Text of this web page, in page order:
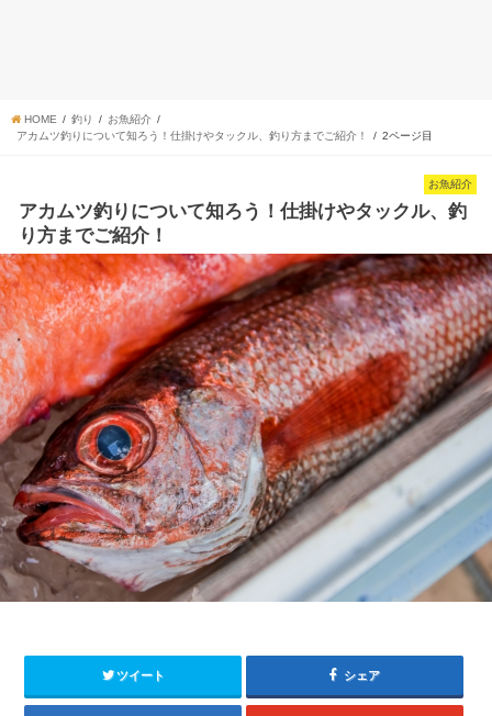
HOME 釣り
お魚紹介
アカムツ釣りについて知ろう！仕掛けやタックル、釣り方までご紹介！
2ページ目
お魚紹介
アカムツ釣りについて知ろう！仕掛けやタックル、釣
り方までご紹介！
ツイート シェア